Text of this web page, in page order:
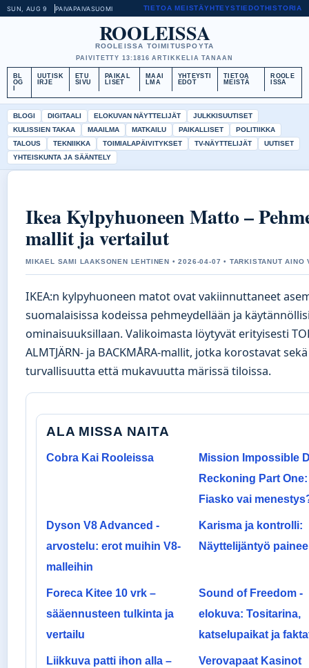
SUN, AUG 9 PAIVAPAIVASUOMI TIETOA MEISTÄYHTEYSTIEDOTHISTORIA
ROOLEISSA
ROOLEISSA TOIMITUSPOYTA
PAIVITETTY 13:1816 ARTIKKELIA TANAAN
BL
OG
UUTISK
IRJE
ETU
SIVU
PAIKAL
LISET
MAAI
LMA
YHTEYSTI
EDOT
TIETOA
MEISTÄ
ROOLE
ISSA
BLOGI DIGITAALI ELOKUVAN NÄYTTELIJÄT
JULKKISUUTISET
KULISSIEN TAKAA
MAAILMA MATKAILU PAIKALLISET
POLITIIKKA
TALOUS
TEKNIIKKA TOIMIALAPÄIVITYKSET TV-NÄYTTELIJÄT
UUTISET
YHTEISKUNTA JA SÄÄNTELY
Ikea Kylpyhuoneen Matto –
mallit ja vertailut
MIKAEL SAMI LAAKSONEN LEHTINEN • 2026-04-07 • TARKISTANUT AINO
IKEA:n kylpyhuoneen matot ovat vakiinnuttaneet
suomalaisissa kodeissa pehmeydellään ja
ominaisuuksillaan. Valikoimasta löytyvät erityisesti
ALMTJÄRN- ja BACKMÅRA-mallit, jotka korostavat sekä
turvallisuutta että mukavuutta märissä tiloissa.
ALA MISSA NAITA
Cobra Kai Rooleissa
Mission Impossible
Reckoning Part One:
Fiasko vai
Dyson V8 Advanced -
arvostelu: erot muihin V8-
malleihin
Karisma ja kontrolli:
Näyttelijäntyö
Foreca Kitee 10 vrk –
sääennusteen tulkinta ja
vertailu
Sound of Freedom -
elokuva: Tositarina,
katselupaikat ja
Liikkuva patti ihon alla –
Verovapaat Kasinot